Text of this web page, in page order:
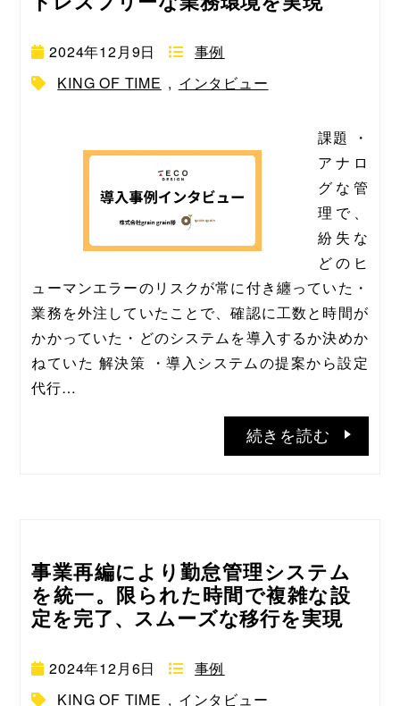
2024年12月9日
事例
KING OF TIME , インタビュー
課題 ・
アナロ
グな管
理で、
紛失な
どのヒ
ューマンエラーのリスクが常に付き纏っていた・
業務を外注していたことで、確認に工数と時間が
かかっていた・どのシステムを導入するか決めか
ねていた 解決策 ・導入システムの提案から設定
代行…
続きを読む
事業再編により勤怠管理システム
を統一。限られた時間で複雑な設
定を完了、スムーズな移行を実現
2024年12月6日
事例
KING OF TIME , インタビュー